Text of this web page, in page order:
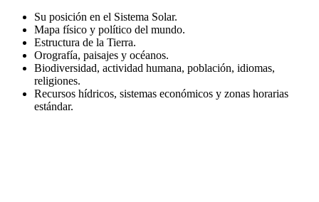
Su posición en el Sistema Solar.
Mapa físico y político del mundo.
Estructura de la Tierra.
Orografía, paisajes y océanos.
Biodiversidad, actividad humana, población, idiomas,
religiones.
Recursos hídricos, sistemas económicos y zonas horarias
estándar.